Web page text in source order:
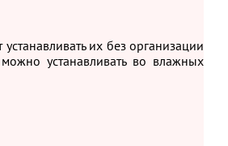
их без организации
устанавливать во влажных